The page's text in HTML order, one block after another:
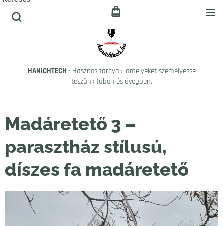
HANICHTECH - Hasznos tárgyak, amelyeket személyessé
teszünk fában és üvegben.
Madáretető 3 –
parasztház stílusú,
díszes fa madáretető